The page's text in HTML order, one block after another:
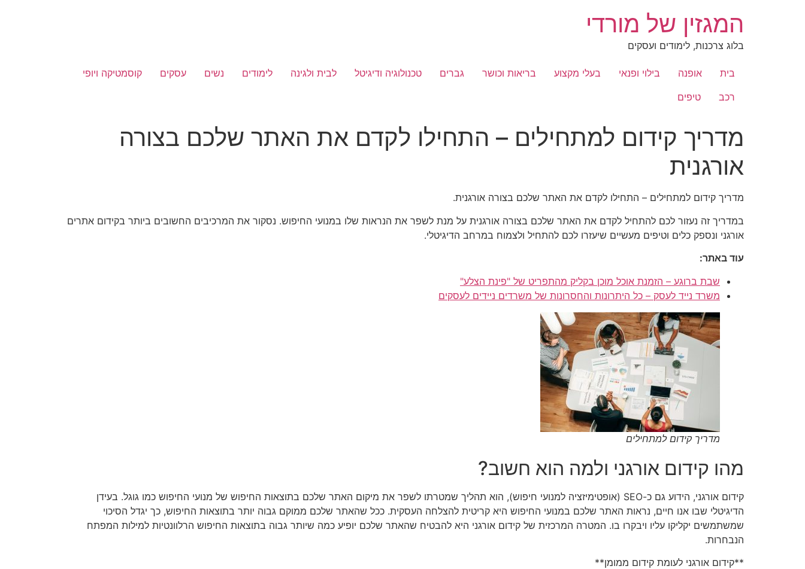
המגזין של מורדי
בלוג צרכנות, לימודים ועסקים
בית אופנה בילוי ופנאי בעלי מקצוע בריאות וכושר גברים טכנולוגיה ודיגיטל לבית ולגינה לימודים נשים עסקים
קוסמטיקה ויופי
רכב
טיפים
מדריך קידום למתחילים – התחילו לקדם את האתר שלכם בצורה
אורגנית
מדריך קידום למתחילים – התחילו לקדם את האתר שלכם בצורה אורגנית.
במדריך זה נעזור לכם להתחיל לקדם את האתר שלכם בצורה אורגנית על מנת לשפר את הנראות שלו במנועי החיפוש. נסקור את המרכיבים החשובים ביותר בקידום אתרים
אורגני ונספק כלים וטיפים מעשיים שיעזרו לכם להתחיל ולצמוח במרחב הדיגיטלי.
עוד באתר:
שבת ברוגע – הזמנת אוכל מוכן בקליק מהתפריט של "פינת הצלע"
משרד נייד לעסק – כל היתרונות והחסרונות של משרדים ניידים לעסקים
מדריך קידום למתחילים
מהו קידום אורגני ולמה הוא חשוב?
קידום אורגני, הידוע גם כ-SEO (אופטימיזציה למנועי חיפוש), הוא תהליך שמטרתו לשפר את מיקום האתר שלכם בתוצאות החיפוש של מנועי החיפוש כמו גוגל. בעידן
הדיגיטלי שבו אנו חיים, נראות האתר שלכם במנועי החיפוש היא קריטית להצלחה העסקית. ככל שהאתר שלכם ממוקם גבוה יותר בתוצאות החיפוש, כך יגדל הסיכוי
שמשתמשים יקליקו עליו ויבקרו בו. המטרה המרכזית של קידום אורגני היא להבטיח שהאתר שלכם יופיע כמה שיותר גבוה בתוצאות החיפוש הרלוונטיות למילות המפתח
הנבחרות.
**קידום אורגני לעומת קידום ממומן**